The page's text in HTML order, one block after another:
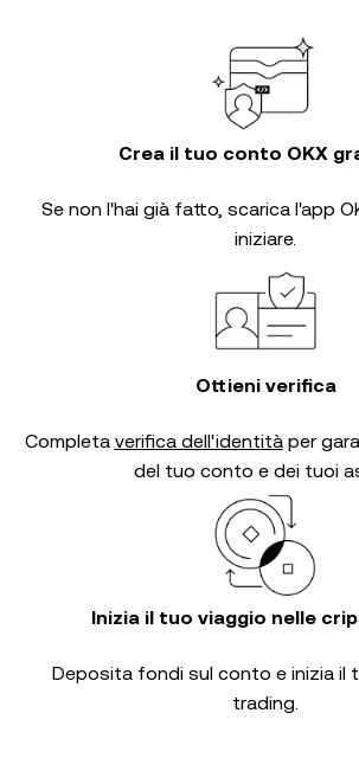
Crea il tuo conto OKX
Se non l'hai già fatto, scarica l'app
iniziare.
Ottieni verifica
Completa verifica dell'identitàper
del tuo conto e dei tuoi
Inizia il tuo viaggio nelle
Deposita fondi sul conto e inizia il
trading.